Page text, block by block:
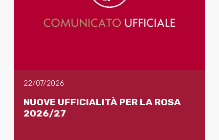
22/07/2026
NUOVE UFFICIALITÀ PER LA ROSA
2026/27